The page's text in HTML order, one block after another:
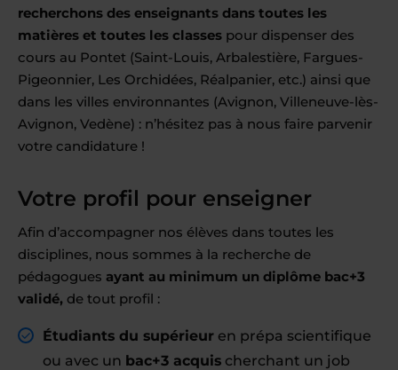
recherchons des enseignants dans toutes les
matières et toutes les classes pour dispenser des
cours au Pontet (Saint-Louis, Arbalestière, Fargues-
Pigeonnier, Les Orchidées, Réalpanier, etc.) ainsi que
dans les villes environnantes (Avignon, Villeneuve-lès-
Avignon, Vedène) : n’hésitez pas à nous faire parvenir
votre candidature !
Votre profil pour enseigner
Afin d’accompagner nos élèves dans toutes les
disciplines, nous sommes à la recherche de
pédagogues ayant au minimum un diplôme bac+3
validé, de tout profil :
Étudiants du supérieur en prépa scientifique
ou avec un bac+3 acquis cherchant un job